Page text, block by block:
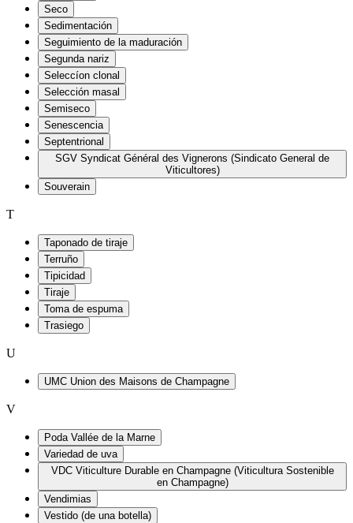
Seco
Sedimentación
Seguimiento de la maduración
Segunda nariz
Seleccíon clonal
Selección masal
Semiseco
Senescencia
Septentrional
SGV Syndicat Général des Vignerons (Sindicato General de
Viticultores)
Souverain
T
Taponado de tiraje
Terruño
Tipicidad
Tiraje
Toma de espuma
Trasiego
U
UMC Union des Maisons de Champagne
V
Poda Vallée de la Marne
Variedad de uva
VDC Viticulture Durable en Champagne (Viticultura Sostenible
en Champagne)
Vendimias
Vestido (de una botella)